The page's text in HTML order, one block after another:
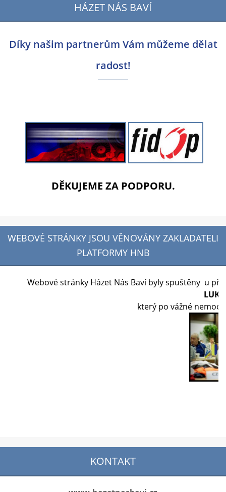
HÁZET NÁS BAVÍ
Díky našim partnerům Vám můžeme dělat
radost!
DĚKUJEME ZA PODPORU.
WEBOVÉ STRÁNKY JSOU VĚNOVÁNY ZAKLADATELI
PLATFORMY HNB
Webové stránky Házet Nás Baví byly spuštěny u
který po vážné nemoci
KONTAKT